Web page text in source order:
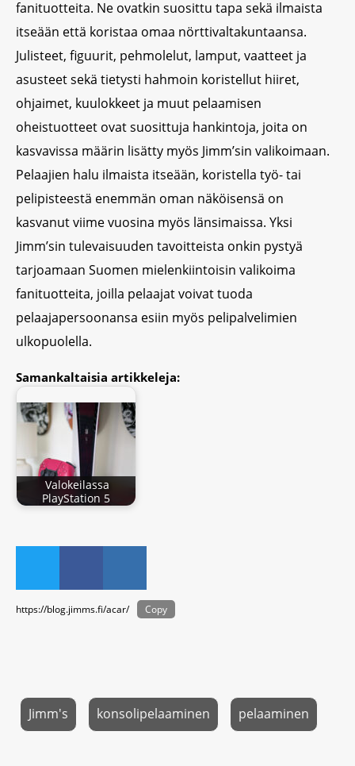
fanituotteita. Ne ovatkin suosittu tapa sekä ilmaista
itseään että koristaa omaa nörttivaltakuntaansa.
Julisteet, figuurit, pehmolelut, lamput, vaatteet ja
asusteet sekä tietysti hahmoin koristellut hiiret,
ohjaimet, kuulokkeet ja muut pelaamisen
oheistuotteet ovat suosittuja hankintoja, joita on
kasvavissa määrin lisätty myös Jimm’sin valikoimaan.
Pelaajien halu ilmaista itseään, koristella työ- tai
pelipisteestä enemmän oman näköisensä on
kasvanut viime vuosina myös länsimaissa. Yksi
Jimm’sin tulevaisuuden tavoitteista onkin pystyä
tarjoamaan Suomen mielenkiintoisin valikoima
fanituotteita, joilla pelaajat voivat tuoda
pelaajapersoonansa esiin myös pelipalvelimien
ulkopuolella.
Samankaltaisia artikkeleja:
Valokeilassa
PlayStation 5
https://blog.jimms.fi/acar/
Jimm's konsolipelaaminen pelaaminen